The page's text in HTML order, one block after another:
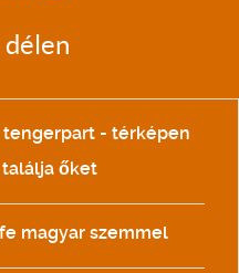
délen
- térképen
őket
magyar szemmel